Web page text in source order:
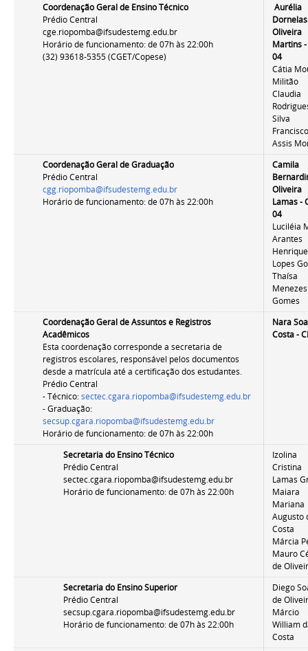
Coordenação Geral de Ensino Técnico
Prédio Central
cge.riopomba@ifsudestemg.edu.br
Horário de funcionamento: de 07h às 22:00h
(32) 93618-5355 (CGET/Copese)
Aurélia
Oliveira
Martins
04
Cátia
Militão
Claudia
Silva
Assis
Coordenação Geral de Graduação
Prédio Central
cgg.riopomba@ifsudestemg.edu.br
Horário de funcionamento: de 07h às 22:00h
Camila
Oliveira
Lamas -
04
Luciléia
Arantes
Henrique
Lopes
Thaísa
Menezes
Gomes
Coordenação Geral de Assuntos e Registros
Acadêmicos
Esta coordenação corresponde a secretaria de
registros escolares, responsável pelos documentos
desde a matrícula até a certificação dos estudantes.
Prédio Central
- Técnico:sectec.cgara.riopomba@ifsudestemg.edu.br
- Graduação:
secsup.cgara.riopomba@ifsudestemg.edu.br
Horário de funcionamento: de 07h às 22:00h
Nara
Costa -
Secretaria do Ensino Técnico
Prédio Central
sectec.cgara.riopomba@ifsudestemg.edu.br
Horário de funcionamento: de 07h às 22:00h
Izolina
Cristina
Lamas
Maiara
Mariana
Augusto
Costa
Márcia
Mauro
de
Secretaria do Ensino Superior
Prédio Central
secsup.cgara.riopomba@ifsudestemg.edu.br
Horário de funcionamento: de 07h às 22:00h
Diego
de
Márcio
William
Costa